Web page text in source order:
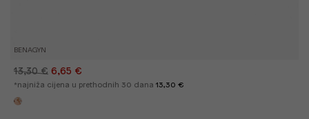
BENAGYN
13,30 € 6,65 €
*najniža cijena u prethodnih 30 dana 13,30 €